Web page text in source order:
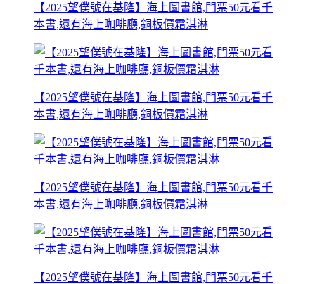
【2025望僕號在基隆】海上圖書館,門票50元看千
本書,還有海上咖啡廳,銅板價霜淇淋
【2025望僕號在基隆】海上圖書館,門票50元看千
本書,還有海上咖啡廳,銅板價霜淇淋
【2025望僕號在基隆】海上圖書館,門票50元看千
本書,還有海上咖啡廳,銅板價霜淇淋
【2025望僕號在基隆】海上圖書館,門票50元看千